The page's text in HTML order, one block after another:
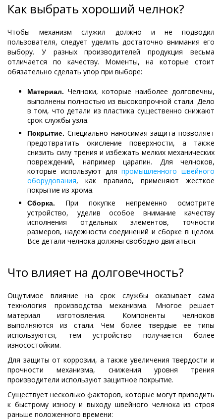
Как выбрать хороший челнок?
Чтобы механизм служил должно и не подводил
пользователя, следует уделить достаточно внимания его
выбору. У разных производителей продукция весьма
отличается по качеству. Моменты, на которые стоит
обязательно сделать упор при выборе:
Материал. Челноки, которые наиболее долговечны,
выполнены полностью из высокопрочной стали. Дело
в том, что детали из пластика существенно снижают
срок службы узла.
Покрытие. Специально наносимая защита позволяет
предотвратить окисление поверхности, а также
снизить силу трения и избежать мелких механических
повреждений, например царапин. Для челноков,
которые используют дляпромышленного швейного
оборудования, как правило, применяют жесткое
покрытие из хрома.
Сборка.
При покупке непременно осмотрите
устройство, уделив особое внимание качеству
исполнения отдельных элементов, точности
размеров, надежности соединений и сборке в целом.
Все детали челнока должны свободно двигаться.
Что влияет на долговечность?
Ощутимое влияние на срок службы оказывает сама
технология производства механизма. Многое решает
материал изготовления. Компоненты челноков
выполняются из стали. Чем более твердые ее типы
используются, тем устройство получается более
износостойким.
Для защиты от коррозии, а также увеличения твердости и
прочности механизма, снижения уровня трения
производители используют защитное покрытие.
Существует несколько факторов, которые могут приводить
к быстрому износу и выходу швейного челнока из строя
раньше положенного времени: